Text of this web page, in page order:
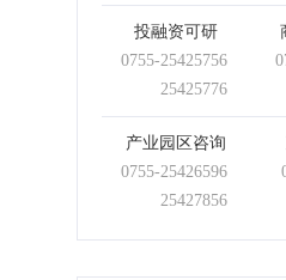
投融资可研
0755-25425756
25425776
产业园区咨询
0755-25426596
25427856